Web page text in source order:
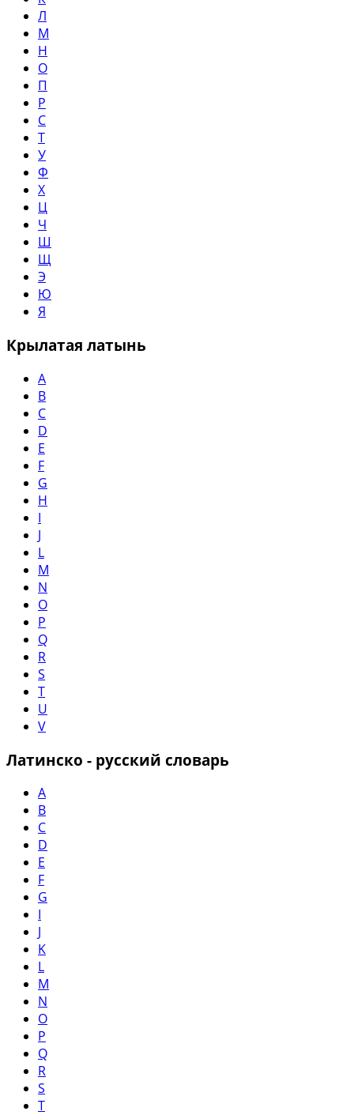
Л
М
Н
О
П
Р
С
Т
У
Ф
Х
Ц
Ч
Ш
Щ
Э
Ю
Я
Крылатая латынь
A
B
C
D
E
F
G
H
I
J
L
M
N
O
P
Q
R
S
T
U
V
Латинско - русский словарь
A
B
C
D
E
F
G
I
J
K
L
M
N
O
P
Q
R
S
T